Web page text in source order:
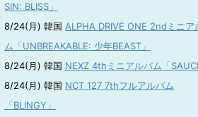
SIN: BLISS」
8/24(月) 韓国 ALPHA DRIVE ONE 2ndミニア
ム「UNBREAKABLE: 少年BEAST」
8/24(月) 韓国 NEXZ 4thミニアルバム「
8/24(月) 韓国 NCT 127 7thフルアルバム
「BLINGY」